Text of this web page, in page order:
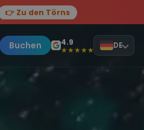
👉 Zu den Törns
Buchen 4.9
★★★★★ DE